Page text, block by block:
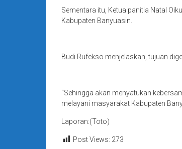
Sementara itu, Ketua panitia Natal
Kabupaten Banyuasin.
Budi Rufekso menjelaskan, tujuan
“Sehingga akan menyatukan
melayani masyarakat Kabupaten
Laporan:(Toto)
Post Views: 273